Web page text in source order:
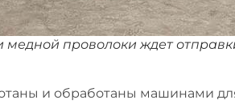
проволоки ждет
и обработаны машинами